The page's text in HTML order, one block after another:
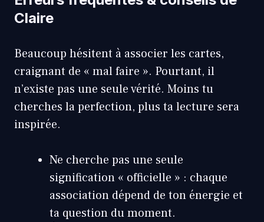
Claire
Beaucoup hésitent à associer les cartes,
craignant de « mal faire ». Pourtant, il
n’existe pas une seule vérité. Moins tu
cherches la perfection, plus ta lecture sera
inspirée.
Ne cherche pas une seule
signification « officielle » : chaque
association dépend de ton énergie et
ta question du moment.